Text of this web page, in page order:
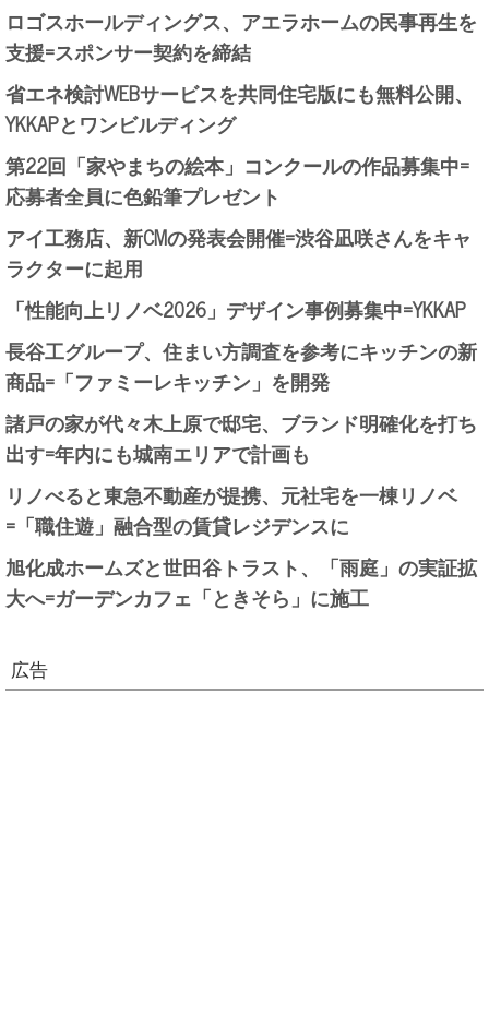
ロゴスホールディングス、アエラホームの民事再生を
支援=スポンサー契約を締結
省エネ検討WEBサービスを共同住宅版にも無料公開、
YKKAPとワンビルディング
第22回「家やまちの絵本」コンクールの作品募集中=
応募者全員に色鉛筆プレゼント
アイ工務店、新CMの発表会開催=渋谷凪咲さんをキャ
ラクターに起用
「性能向上リノベ2026」デザイン事例募集中=YKKAP
長谷工グループ、住まい方調査を参考にキッチンの新
商品=「ファミーレキッチン」を開発
諸戸の家が代々木上原で邸宅、ブランド明確化を打ち
出す=年内にも城南エリアで計画も
リノべると東急不動産が提携、元社宅を一棟リノベ
=「職住遊」融合型の賃貸レジデンスに
旭化成ホームズと世田谷トラスト、「雨庭」の実証拡
大へ=ガーデンカフェ「ときそら」に施工
広告